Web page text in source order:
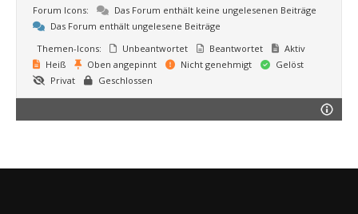
Forum Icons:
Das Forum enthält keine ungelesenen Beiträge
Das Forum enthält ungelesene Beiträge
Themen-Icons:
Unbeantwortet Beantwortet
Aktiv
Heiß
Oben angepinnt Nicht genehmigt
Gelöst
Privat
Geschlossen